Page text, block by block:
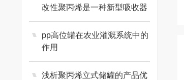
改性聚丙烯是一种新型吸收器
pp高位罐在农业灌溉系统中的
作用
浅析聚丙烯立式储罐的产品优